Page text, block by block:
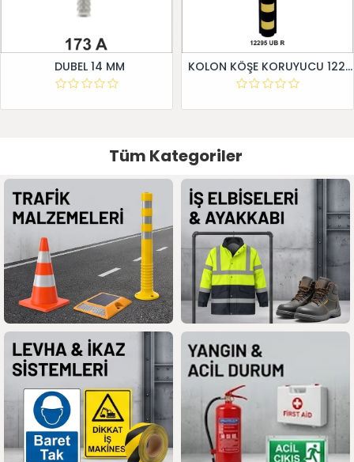
DUBEL 14 MM KOLON KÖŞE KORUYUCU 12295 UB R
Tüm Kategoriler